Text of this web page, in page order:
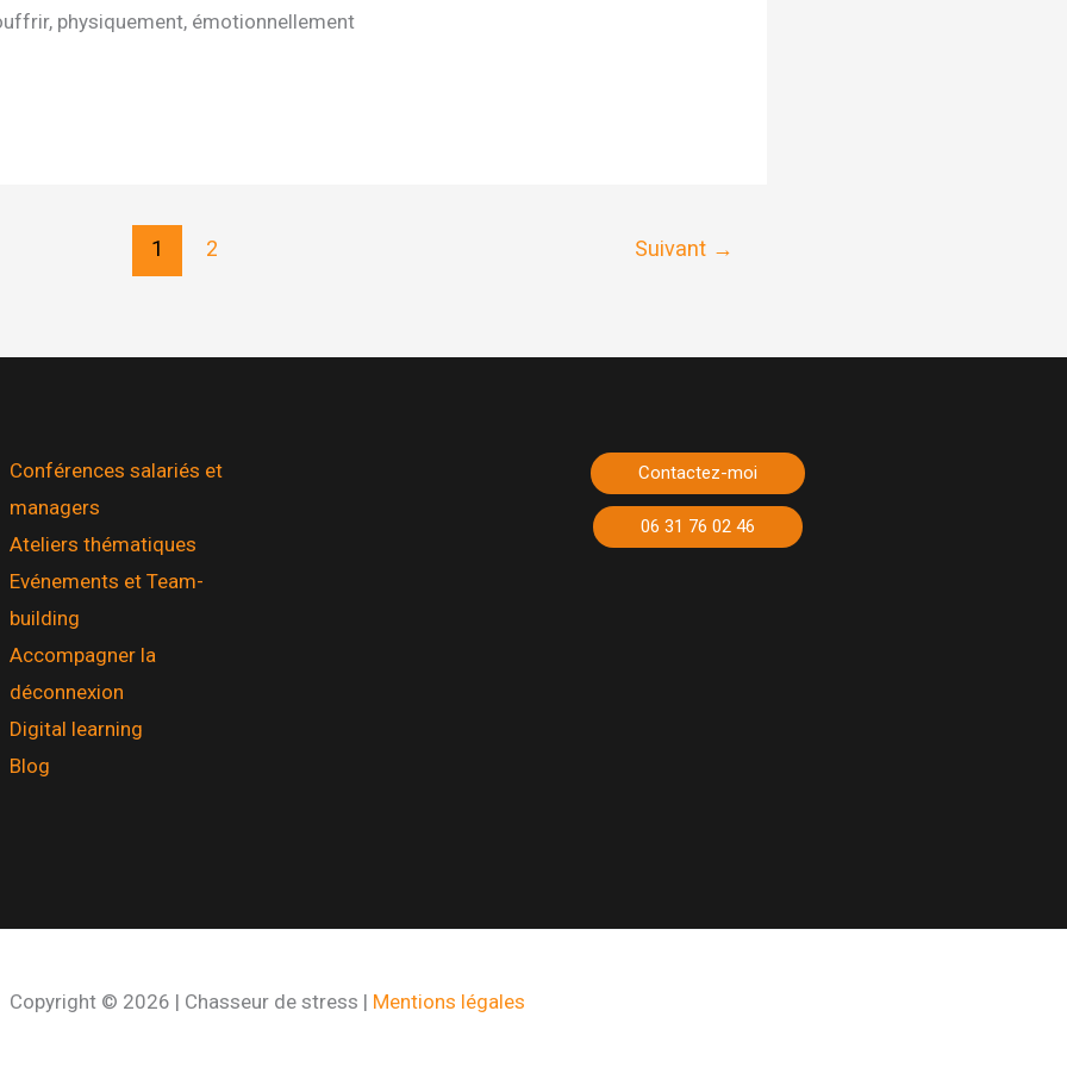
physiquement, émotionnellement
1 2 Suivant →
Conférences salariés et
managers
Ateliers thématiques
Evénements et Team-
building
Accompagner la
déconnexion
Digital learning
Blog
Contactez-moi
06 31 76 02 46
Copyright © 2026 | Chasseur de stress | Mentions légales